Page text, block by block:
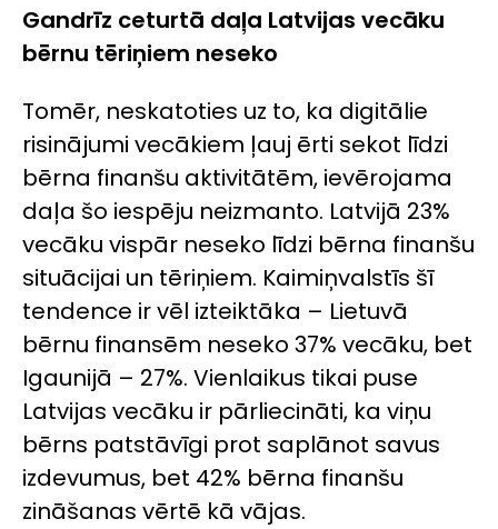
Gandrīz ceturtā daļa Latvijas vecāku
bērnu tēriņiem neseko
Tomēr, neskatoties uz to, ka digitālie
risinājumi vecākiem ļauj ērti sekot līdzi
bērna finanšu aktivitātēm, ievērojama
daļa šo iespēju neizmanto. Latvijā 23%
vecāku vispār neseko līdzi bērna finanšu
situācijai un tēriņiem. Kaimiņvalstīs šī
tendence ir vēl izteiktāka – Lietuvā
bērnu finansēm neseko 37% vecāku, bet
Igaunijā – 27%. Vienlaikus tikai puse
Latvijas vecāku ir pārliecināti, ka viņu
bērns patstāvīgi prot saplānot savus
izdevumus, bet 42% bērna finanšu
zināšanas vērtē kā vājas.